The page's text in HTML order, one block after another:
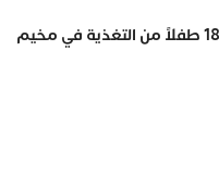
وقفة احتجاجية بأكادير بسبب حرمان 180 طفلاً من التغذية في مخيم